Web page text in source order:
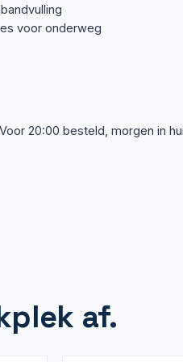
voor onderweg
20:00 besteld, morgen in
af.